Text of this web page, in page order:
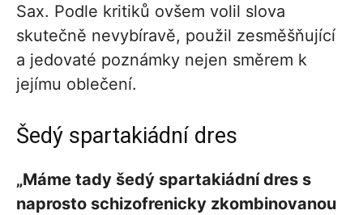
Sax. Podle kritiků ovšem volil slova
skutečně nevybíravě, použil zesměšňující
a jedovaté poznámky nejen směrem k
jejímu oblečení.
Šedý spartakiádní dres
„Máme tady šedý spartakiádní dres s
naprosto schizofrenicky zkombinovanou